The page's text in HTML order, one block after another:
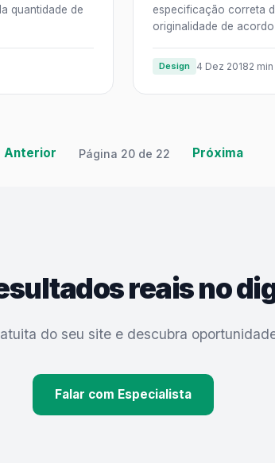
quantidade de
especificação correta
originalidade de
Design 4 Dez 20182
Anterior Página 20 de 22 Próxima
reais no
do seu site e descubra
Falar com Especialista